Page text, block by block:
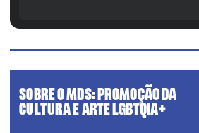
SOBRE O MDS: PROMOÇÃO DA
CULTURA E ARTE LGBTQIA+